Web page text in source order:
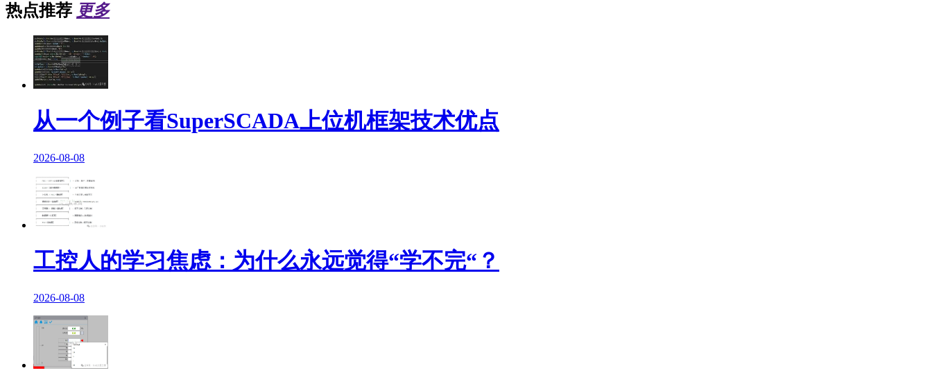
热点推荐 更多
从一个例子看SuperSCADA上位机框架技术优点
2026-08-08
工控人的学习焦虑：为什么永远觉得“学不完“？
2026-08-08